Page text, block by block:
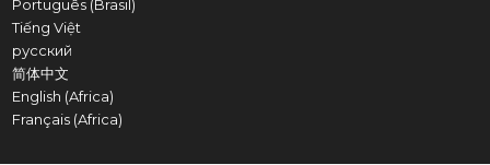
Português (Brasil)
Tiếng Việt
русский
简体中文
English (Africa)
Français (Africa)